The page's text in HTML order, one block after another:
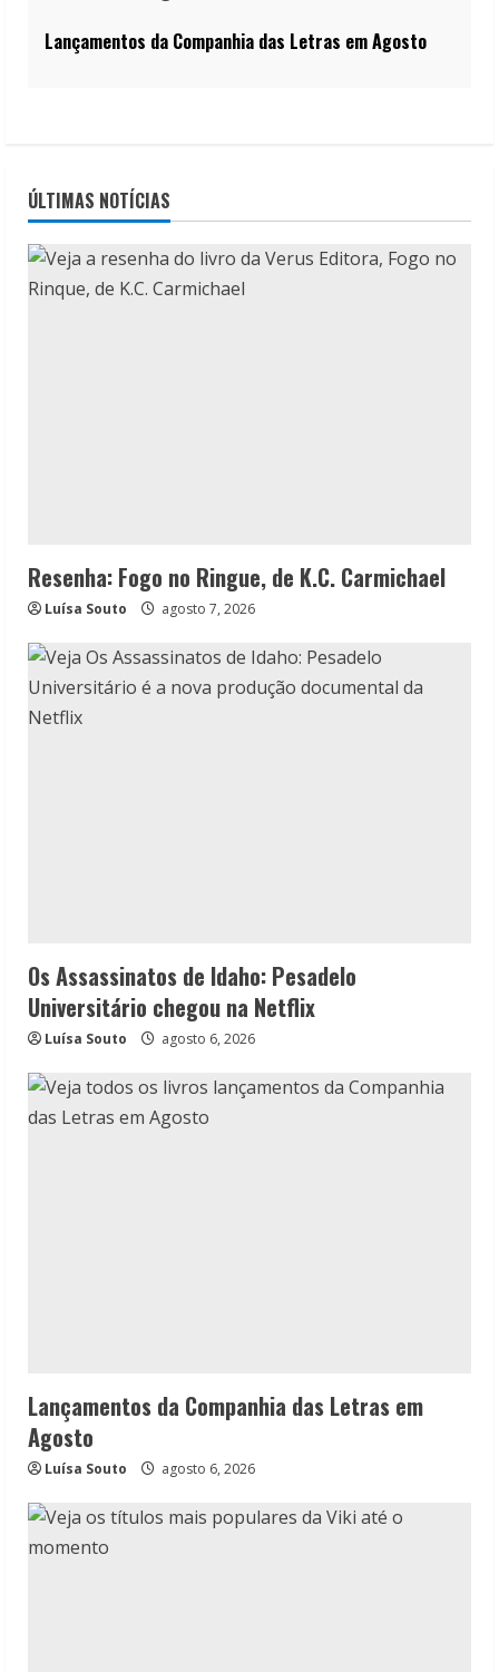
Lançamentos da Companhia das Letras em Agosto
ÚLTIMAS NOTÍCIAS
Resenha: Fogo no Ringue, de K.C. Carmichael
Luísa Souto agosto 7, 2026
Os Assassinatos de Idaho: Pesadelo
Universitário chegou na Netflix
Luísa Souto agosto 6, 2026
Lançamentos da Companhia das Letras em
Agosto
Luísa Souto agosto 6, 2026